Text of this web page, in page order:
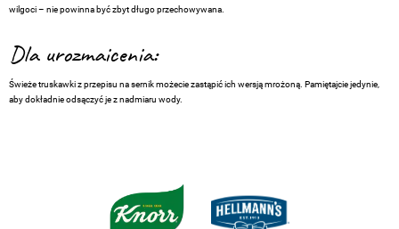
wilgoci – nie powinna być zbyt długo przechowywana.
Dla urozmaicenia:
Świeże truskawki z przepisu na sernik możecie zastąpić ich wersją mrożoną. Pamiętajcie jedynie,
aby dokładnie odsączyć je z nadmiaru wody.